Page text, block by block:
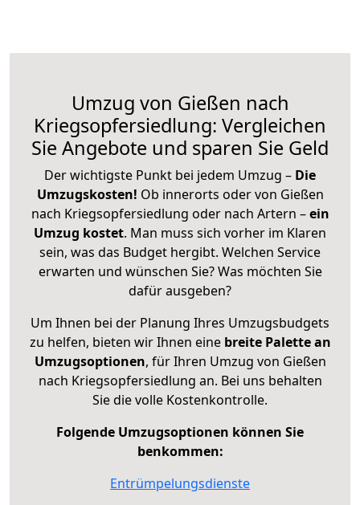
Umzug von Gießen nach
Kriegsopfersiedlung: Vergleichen
Sie Angebote und sparen Sie Geld
Der wichtigste Punkt bei jedem Umzug – Die
Umzugskosten! Ob innerorts oder von Gießen
nach Kriegsopfersiedlung oder nach Artern –ein
Umzug kostet. Man muss sich vorher im Klaren
sein, was das Budget hergibt. Welchen Service
erwarten und wünschen Sie? Was möchten Sie
dafür ausgeben?
Um Ihnen bei der Planung Ihres Umzugsbudgets
zu helfen, bieten wir Ihnen eine breite Palette an
Umzugsoptionen, für Ihren Umzug von Gießen
nach Kriegsopfersiedlung an. Bei uns behalten
Sie die volle Kostenkontrolle.
Folgende Umzugsoptionen können Sie
benkommen:
Entrümpelungsdienste